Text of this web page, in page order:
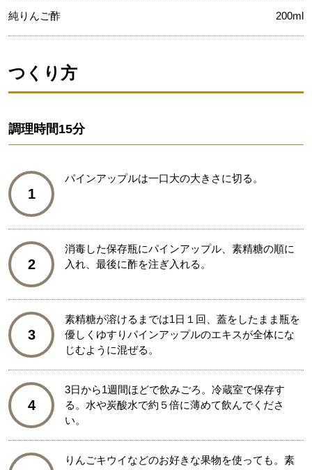
純りんご酢 200ml
つくり方
調理時間15分
1
パインアップルは一口大の大きさに切る。
2
消毒した保存瓶にパインアップル、素精糖の順に
入れ、最後に酢を注ぎ入れる。
3
素精糖が溶けるまでは1日１回、蓋をしたまま瓶を
優しくゆすりパインアップルのエキスが全体にな
じむように混ぜる。
4
3日から1週間ほどで飲みごろ。冷蔵室で保存す
る。水や炭酸水で約５倍に薄めて飲んでくださ
い。
りんごキウイなどのお好きな果物を使っても。素